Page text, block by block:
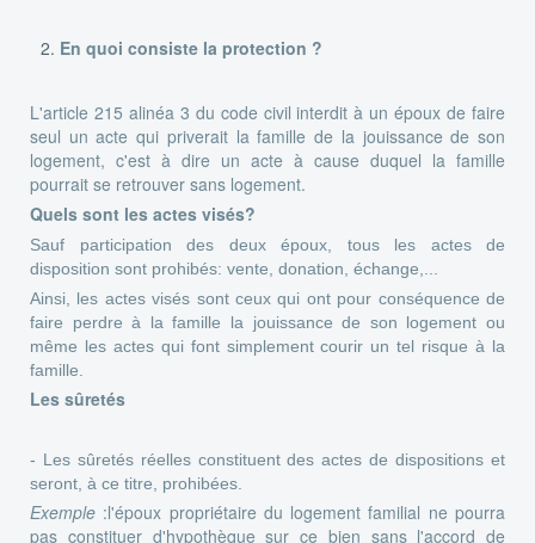
En quoi consiste la protection ?
L'article 215 alinéa 3 du code civil interdit à un époux de faire
seul un acte qui priverait la famille de la jouissance de son
logement, c'est à dire un acte à cause duquel la famille
pourrait se retrouver sans logement.
Quels sont les actes visés?
Sauf participation des deux époux, tous les actes de
disposition sont prohibés: vente, donation, échange,...
Ainsi, les actes visés sont ceux qui ont pour conséquence de
faire perdre à la famille la jouissance de son logement ou
même les actes qui font simplement courir un tel risque à la
famille.
Les sûretés
- Les sûretés réelles constituent des actes de dispositions et
seront, à ce titre, prohibées.
Exemple :l'époux propriétaire du logement familial ne pourra
pas constituer d'hypothèque sur ce bien sans l'accord de